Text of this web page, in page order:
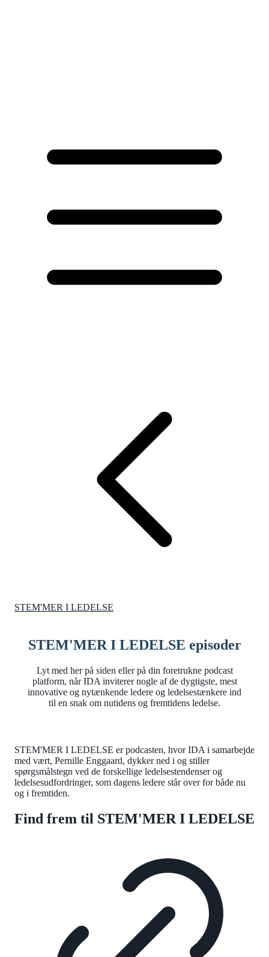
STEM'MER I LEDELSE
STEM'MER I LEDELSE episoder
Lyt med her på siden eller på din foretrukne podcast
platform, når IDA inviterer nogle af de dygtigste, mest
innovative og nytænkende ledere og ledelsestænkere ind
til en snak om nutidens og fremtidens ledelse.
STEM'MER I LEDELSE er podcasten, hvor IDA i samarbejde
med vært, Pernille Enggaard, dykker ned i og stiller
spørgsmålstegn ved de forskellige ledelsestendenser og
ledelsesudfordringer, som dagens ledere står over for både nu
og i fremtiden.
Find frem til STEM'MER I LEDELSE